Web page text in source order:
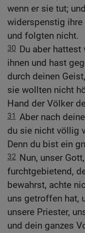
wenn er sie tut;
widerspenstig ihre
und folgten nicht.
30 Du aber
ihnen und hast
durch deinen
sie wollten nicht
Hand der Völker
31 Aber nach
du sie nicht völlig
Denn du bist ein
32 Nun, unser
furchtgebietend,
bewahrst, achte
uns getroffen hat,
unsere Priester,
und dein ganzes